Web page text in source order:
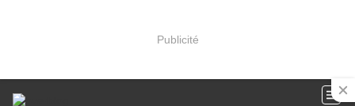
Publicité